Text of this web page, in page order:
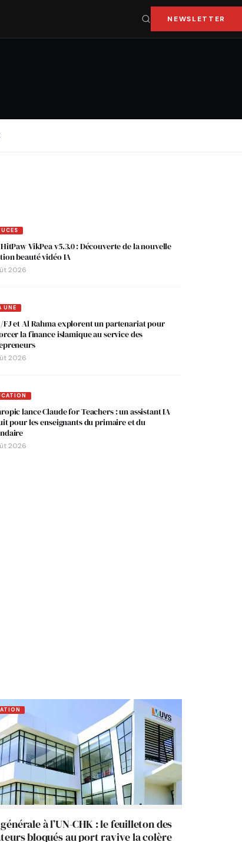
NEWSLETTER
VikPea v5.3.0 : Découverte de la nouvelle
beauté vidéo IA
2026
UNE
/FJ et Al Rahma explorent un partenariat pour
la finance islamique au service des
2026
lance Claude for Teachers : un assistant IA
pour les enseignants du primaire et du
2026
à l’UN-CHK : le feuilleton des
bloqués au port ravive la colère